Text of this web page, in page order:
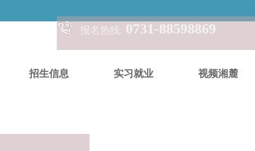
报名热线: 0731-88598869
招生信息 实习就业 视频湘麓